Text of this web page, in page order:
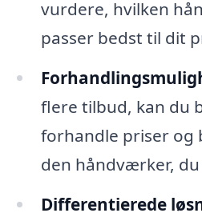
vurdere, hvilken
passer bedst til dit
flere tilbud, kan du
forhandle priser og
den håndværker,
Differentierede